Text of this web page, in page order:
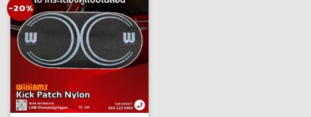
-20%